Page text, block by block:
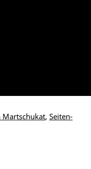
Martschukat, Seiten-